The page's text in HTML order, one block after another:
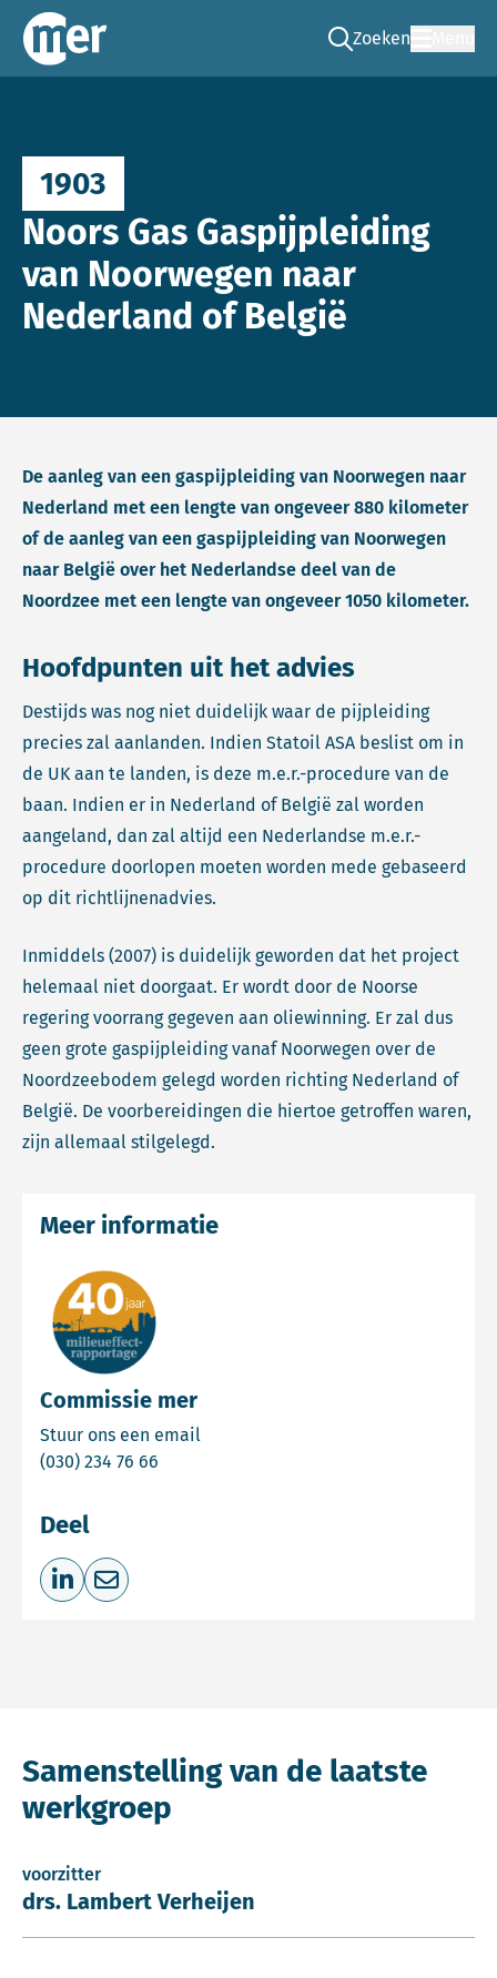
Commissie mer
Zoeken
Ga naar de zoek
1903
Noors Gas Gaspijpleiding
van Noorwegen naar
Nederland of België
De aanleg van een gaspijpleiding van Noorwegen naar
Nederland met een lengte van ongeveer 880 kilometer
of de aanleg van een gaspijpleiding van Noorwegen
naar België over het Nederlandse deel van de
Noordzee met een lengte van ongeveer 1050 kilometer.
Hoofdpunten uit het advies
Destijds was nog niet duidelijk waar de pijpleiding
precies zal aanlanden. Indien Statoil ASA beslist om in
de UK aan te landen, is deze m.e.r.-procedure van de
baan. Indien er in Nederland of België zal worden
aangeland, dan zal altijd een Nederlandse m.e.r.-
procedure doorlopen moeten worden mede gebaseerd
op dit richtlijnenadvies.
Inmiddels (2007) is duidelijk geworden dat het project
helemaal niet doorgaat. Er wordt door de Noorse
regering voorrang gegeven aan oliewinning. Er zal dus
geen grote gaspijpleiding vanaf Noorwegen over de
Noordzeebodem gelegd worden richting Nederland of
België. De voorbereidingen die hiertoe getroffen waren,
zijn allemaal stilgelegd.
Commissie mer
Stuur ons een email
(030) 234 76 66
Meer informatie
Deel
Deel op LinkedIn
Deel via e-mail
Samenstelling van de laatste
werkgroep
voorzitter
drs. Lambert Verheijen